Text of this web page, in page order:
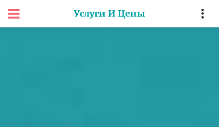
Услуги И Цены